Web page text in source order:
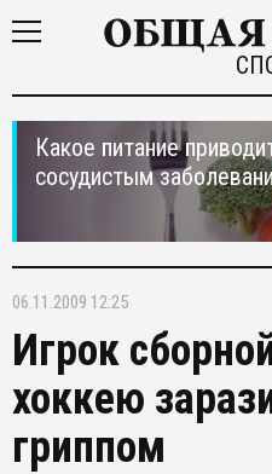
Какое питание
сосудистым
06.11.2009 12:25
Игрок
хоккею
гриппом